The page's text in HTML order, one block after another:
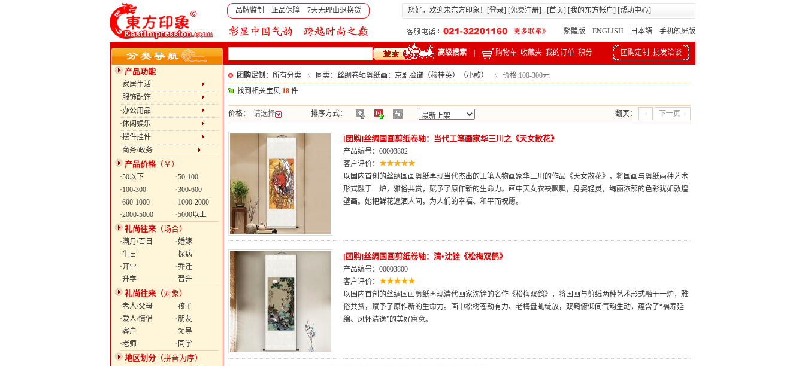
品牌监制 正品保障 7天无理由退换货 您好，欢迎来东方印象！[登录] [免费注册] . [首页] [我的东方帐户] [帮助中心]
繁體版 ENGLISH 日本語 手机触屏版
高级搜索 购物车 收藏夹 我的订单 积分 团购定制 批发洽谈
产品功能
·家居生活
·服饰配饰
·办公用品
·休闲娱乐
·摆件挂件
·商务/政务
产品价格（￥）
·50以下
·50-100
·100-300
·300-600
·600-1000
·1000-2000
·2000-5000
·5000以上
礼尚往来 （场合）
·满月/百日
·婚嫁
·生日
·探病
·开业
·乔迁
·升学
·晋升
礼尚往来 （对象）
·老人/父母
·孩子
·爱人/情侣
·朋友
·客户
·领导
·老师
·同学
地区划分 （拼音为序）
团购定制 ：所有分类 同类：丝绸卷轴剪纸画：京剧脸谱（穆桂英）（小款）
价格:100-300元
找到相关宝贝 18 件
价格： 请选择 排序方式： 翻页： 下一页
[团购]丝绸国画剪纸卷轴：当代工笔画家华三川之《天女散花》
产品编号：00003802
客户评价：
以国内首创的丝绸国画剪纸再现当代杰出的工笔人物画家华三川的作品《天女散花》，将国画与剪纸两种艺术
形式融于一炉，雅俗共赏，赋予了原作新的生命力。画中天女衣袂飘飘，身姿轻灵，绚丽浓郁的色彩犹如敦煌
壁画。她把鲜花遍洒人间，为人们的幸福、和平而祝愿。
[团购]丝绸国画剪纸卷轴：清•沈铨《松梅双鹤》
产品编号：00003800
客户评价：
以国内首创的丝绸国画剪纸再现清代画家沈铨的名作《松梅双鹤》，将国画与剪纸两种艺术形式融于一炉，雅
俗共赏，赋予了原作新的生命力。画中松树苍劲有力、老梅盘虬绽放，双鹤俯仰间气韵生动，蕴含了“福寿延
绵、风怀清逸”的美好寓意。